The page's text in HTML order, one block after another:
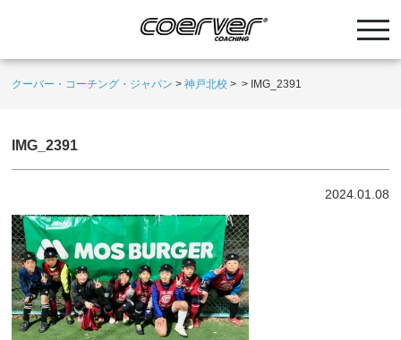
クーバー・コーチング・ジャパン >神戸北校 > > IMG_2391
IMG_2391
2024.01.08